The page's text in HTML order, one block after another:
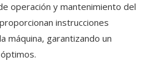
operación y mantenimiento del
instrucciones
máquina, garantizando un